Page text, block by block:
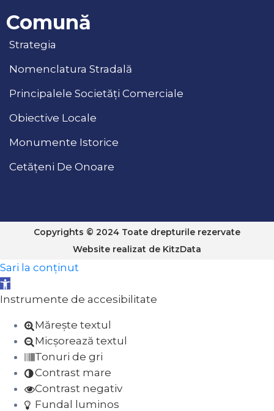
Comună
Strategia
Nomenclatura Stradală
Principalele Societăți Comerciale
Obiective Locale
Monumente Istorice
Cetățeni De Onoare
Copyrights © 2024 Toate drepturile rezervate
Website realizat de KitzData
Sari la conținut
Deschide bara de unelte
Instrumente de accesibilitate
Mărește textul
Micșorează textul
Tonuri de gri
Contrast mare
Contrast negativ
Fundal luminos